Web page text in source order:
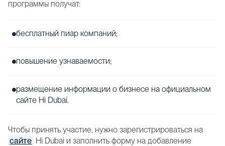
программы получат:
бесплатный пиар компаний;
повышение узнаваемости;
размещение информации о бизнесе на официальном
сайте Hi Dubai.
Чтобы принять участие, нужно зарегистрироваться на
сайте Hi Dubai и заполнить форму на добавление